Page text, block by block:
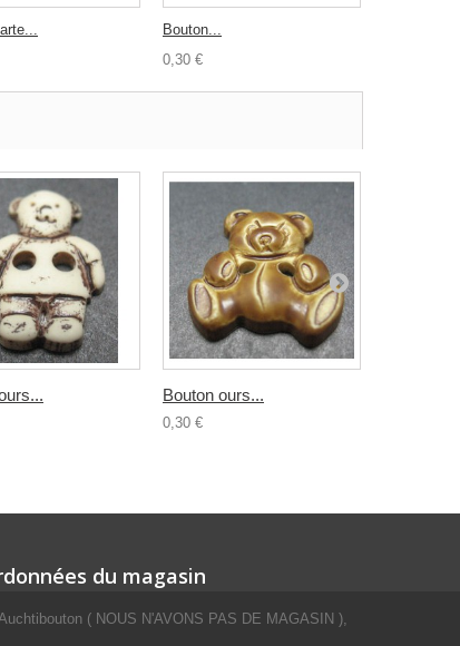
Bouton...
0,30 €
Bouton ours...
0,30 €
du magasin
( NOUS N'AVONS PAS DE MAGASIN ),